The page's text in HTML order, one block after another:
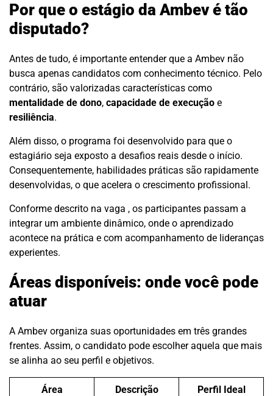
Por que o estágio da Ambev é tão
disputado?
Antes de tudo, é importante entender que a Ambev não
busca apenas candidatos com conhecimento técnico. Pelo
contrário, são valorizadas características como
mentalidade de dono, capacidade de execução e
resiliência.
Além disso, o programa foi desenvolvido para que o
estagiário seja exposto a desafios reais desde o início.
Consequentemente, habilidades práticas são rapidamente
desenvolvidas, o que acelera o crescimento profissional.
Conforme descrito na vaga , os participantes passam a
integrar um ambiente dinâmico, onde o aprendizado
acontece na prática e com acompanhamento de lideranças
experientes.
Áreas disponíveis: onde você pode
atuar
A Ambev organiza suas oportunidades em três grandes
frentes. Assim, o candidato pode escolher aquela que mais
se alinha ao seu perfil e objetivos.
Área Descrição Perfil Ideal